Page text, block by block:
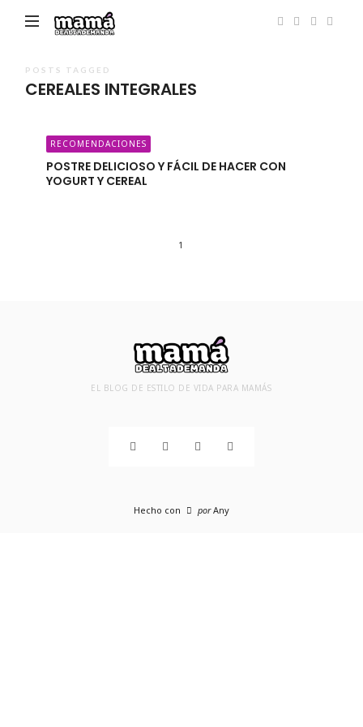
Demanda
POSTS TAGGED
CEREALES INTEGRALES
RECOMENDACIONES
POSTRE DELICIOSO Y FÁCIL DE HACER CON
YOGURT Y CEREAL
1
EL BLOG DE ESTILO DE VIDA PARA MAMÁS
Hecho con porAny